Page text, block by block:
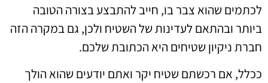
לכתמים שהוא צבר בו, חייב להתבצע בצורה הטובה
ביותר ובהתאם לעדינות של השטיח ולכן, גם במקרה הזה
חברת ניקיון שטיחים היא הכתובת שלכם.
ככלל, אם רכשתם שטיח יקר ואתם יודעים שהוא הולך